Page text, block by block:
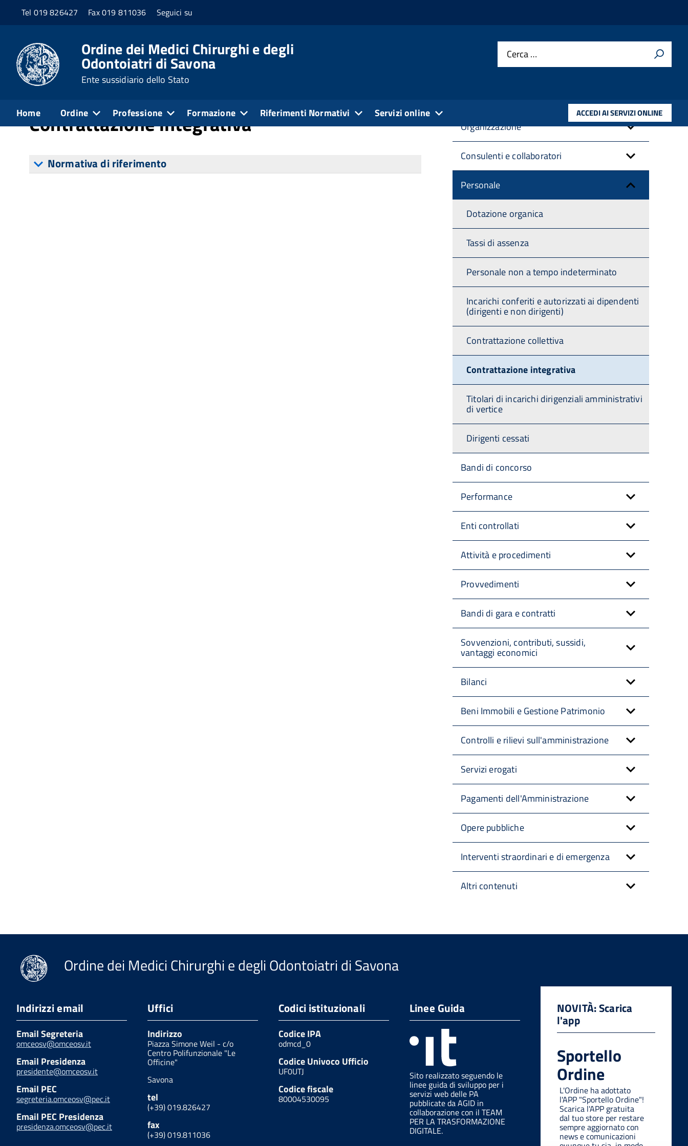
Tel 019 826427 Fax 019 811036 Seguici su
Ordine dei Medici Chirurghi e degli
Odontoiatri di Savona
Ente sussidiario dello Stato
Cerca …
Home Ordine Professione Formazione Riferimenti Normativi Servizi online ACCEDI AI SERVIZI ONLINE
Home Amministrazione trasparente
Pubblicato: 20 Novembre 2023
Contrattazione integrativa
Normativa di riferimento
Amministrazione trasparente
Organizzazione
Consulenti e collaboratori
Personale
Dotazione organica
Tassi di assenza
Personale non a tempo indeterminato
Incarichi conferiti e autorizzati ai dipendenti
(dirigenti e non dirigenti)
Contrattazione collettiva
Contrattazione integrativa
Titolari di incarichi dirigenziali amministrativi
di vertice
Dirigenti cessati
Bandi di concorso
Performance
Enti controllati
Attività e procedimenti
Provvedimenti
Bandi di gara e contratti
Sovvenzioni, contributi, sussidi,
vantaggi economici
Bilanci
Beni Immobili e Gestione Patrimonio
Controlli e rilievi sull'amministrazione
Servizi erogati
Pagamenti dell'Amministrazione
Opere pubbliche
Interventi straordinari e di emergenza
Altri contenuti
Ordine dei Medici Chirurghi e degli Odontoiatri di Savona
Indirizzi email
Email Segreteria
omceosv@omceosv.it
Email Presidenza
presidente@omceosv.it
Email PEC
segreteria.omceosv@pec.it
Email PEC Presidenza
presidenza.omceosv@pec.it
Uffici
Indirizzo
Piazza Simone Weil - c/o
Centro Polifunzionale "Le
Officine"
Savona
tel
(+39) 019.826427
fax
(+39) 019.811036
Codici istituzionali
Codice IPA
odmcd_0
Codice Univoco Ufficio
UF0UTJ
Codice fiscale
80004530095
Linee Guida
Sito realizzato seguendo le
linee guida di sviluppo per i
servizi web delle PA
pubblicate da AGID in
collaborazione con il TEAM
PER LA TRASFORMAZIONE
DIGITALE.
NOVITÀ: Scarica
l'app
Sportello
Ordine
L'Ordine ha adottato
l'APP "Sportello Ordine"!
Scarica l'APP gratuita
dal tuo store per restare
sempre aggiornato con
news e comunicazioni